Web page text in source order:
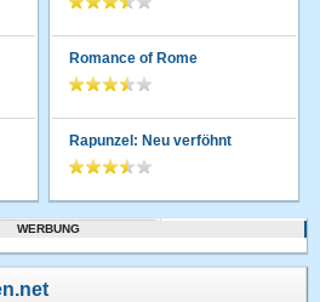
Romance of Rome
Rapunzel: Neu verföhnt
WERBUNG